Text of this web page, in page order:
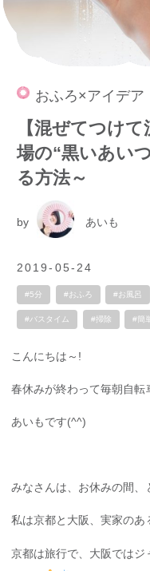
おふろ×アイデア
【混ぜてつけ
場の“黒いあい
る方法～
by あいも
2019-05-24
#5分 #おふろ #お風呂
#バスタイム #掃除 #簡
こんにちは～!
春休みが終わって毎朝自転
あいもです(^^)
みなさんは、お休みの間、
私は京都と大阪、実家のあ
京都は旅行で、大阪ではジ